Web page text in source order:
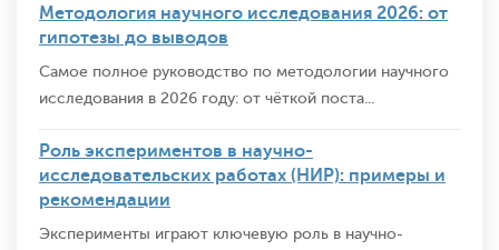
Методология научного исследования 2026: от
гипотезы до выводов
Самое полное руководство по методологии научного
исследования в 2026 году: от чёткой поста...
Роль экспериментов в научно-
исследовательских работах (НИР): примеры и
рекомендации
Эксперименты играют ключевую роль в научно-